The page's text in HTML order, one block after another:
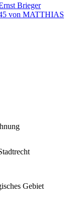
Brieger
von MATTHIAS
Gebiet